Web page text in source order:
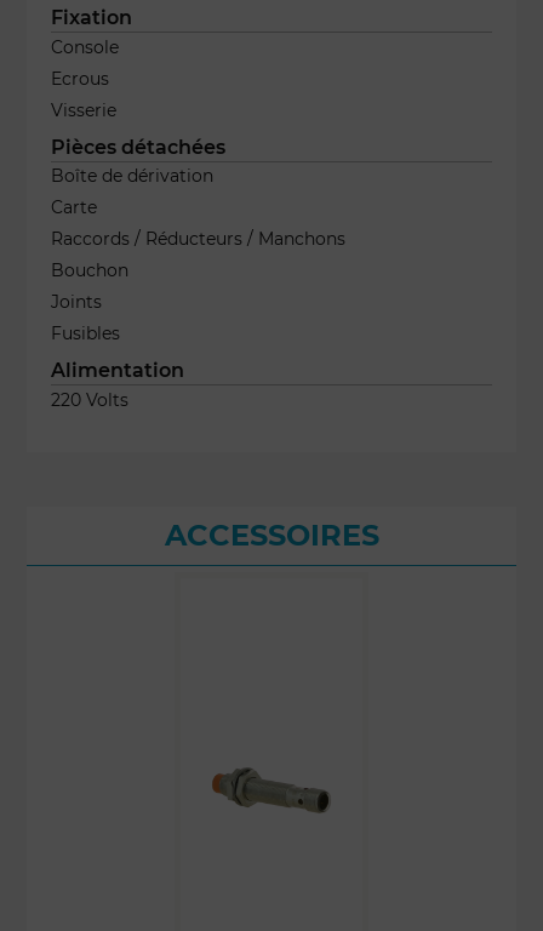
Fixation
Console
Ecrous
Visserie
Pièces détachées
Boîte de dérivation
Carte
Raccords / Réducteurs / Manchons
Bouchon
Joints
Fusibles
Alimentation
220 Volts
ACCESSOIRES